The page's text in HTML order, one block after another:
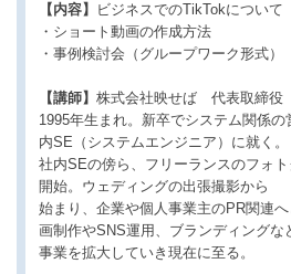
【内容】
ビジネスでのTikTokについて
・ショート動画の作成方法
・事例検討会（グループワーク形式）
【講師】株式会社映せば 代表取締
1995年生まれ。新卒でシステム関係
内SE（システムエンジニア）に就く。
社内SEの傍ら、フリーランスのフォ
開始。ウェディングの出張撮影から
始まり、企業や個人事業主のPR関連
画制作やSNS運用、ブランディングな
事業を拡大していき現在に至る。